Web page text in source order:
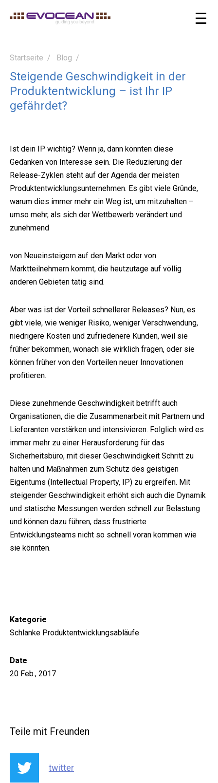
Startseite Blog
Steigende Geschwindigkeit in der
Produktentwicklung – ist Ihr IP
gefährdet?
Kategorie
Schlanke Produktentwicklungsabläufe
Date
20 Feb., 2017
Ist dein IP wichtig? Wenn ja, dann könnten diese
Gedanken von Interesse sein. Die Reduzierung der
Release-Zyklen steht auf der Agenda der meisten
Produktentwicklungsunternehmen. Es gibt viele Gründe,
warum dies immer mehr ein Weg ist, um mitzuhalten –
umso mehr, als sich der Wettbewerb verändert und
zunehmend
von Neueinsteigern auf den Markt oder von
Marktteilnehmern kommt, die heutzutage auf völlig
anderen Gebieten tätig sind.
Aber was ist der Vorteil schnellerer Releases? Nun, es
gibt viele, wie weniger Risiko, weniger Verschwendung,
niedrigere Kosten und zufriedenere Kunden, weil sie
früher bekommen, wonach sie wirklich fragen, oder sie
können früher von den Vorteilen neuer Innovationen
profitieren.
Diese zunehmende Geschwindigkeit betrifft auch
Organisationen, die die Zusammenarbeit mit Partnern und
Lieferanten verstärken und intensivieren. Folglich wird es
immer mehr zu einer Herausforderung für das
Sicherheitsbüro, mit dieser Geschwindigkeit Schritt zu
halten und Maßnahmen zum Schutz des geistigen
Eigentums (Intellectual Property, IP) zu ergreifen. Mit
steigender Geschwindigkeit erhöht sich auch die Dynamik
und statische Messungen werden schnell zur Belastung
und können dazu führen, dass frustrierte
Entwicklungsteams nicht so schnell voran kommen wie
sie könnten.
Teile mit Freunden
twitter